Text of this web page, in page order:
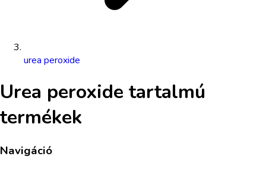
urea peroxide
Urea peroxide tartalmú
termékek
Navigáció